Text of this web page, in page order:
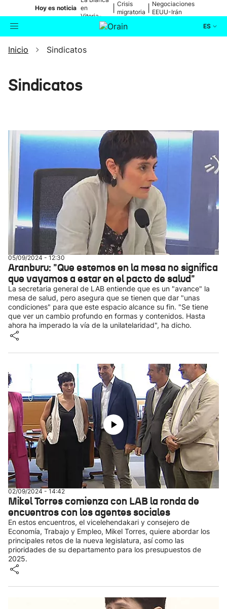
Hoy es noticia en
Vitoria-
Gasteiz
Crisis
migratoria
Negociaciones
EEUU-Irán
ES
Buscador
Ikusmiran
Eguraldia
Inicio Sindicatos
Sindicatos
05/09/2024 - 12:30
Aranburu: "Que estemos en la mesa no significa
que vayamos a estar en el pacto de salud"
La secretaria general de LAB entiende que es un "avance" la
mesa de salud, pero asegura que se tienen que dar "unas
condiciones" para que este espacio alcance su fin. "Se tiene
que ver un cambio profundo en formas y contenidos. Hasta
ahora ha imperado la vía de la unilatelaridad", ha dicho.
02/09/2024 - 14:42
Mikel Torres comienza con LAB la ronda de
encuentros con los agentes sociales
En estos encuentros, el vicelehendakari y consejero de
Economía, Trabajo y Empleo, Mikel Torres, quiere abordar los
principales retos de la nueva legislatura, así como las
prioridades de su departamento para los presupuestos de
2025.